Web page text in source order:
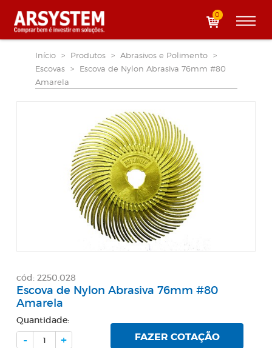
0
Início > Produtos > Abrasivos e Polimento >
Escovas >
Escova de Nylon Abrasiva 76mm #80
Amarela
cód: 2250.028
Escova de Nylon Abrasiva 76mm #80
Amarela
Quantidade:
- + FAZER COTAÇÃO